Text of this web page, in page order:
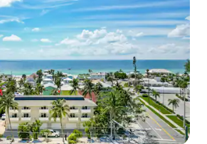
kategorii Wybór gości